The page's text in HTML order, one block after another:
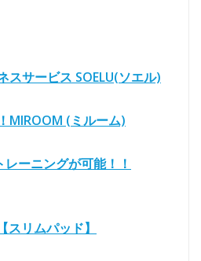
スサービス SOELU(ソエル)
MIROOM (ミルーム)
ーニングが可能！！
リムパッド】